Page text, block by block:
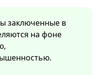
заключенные в
на фоне